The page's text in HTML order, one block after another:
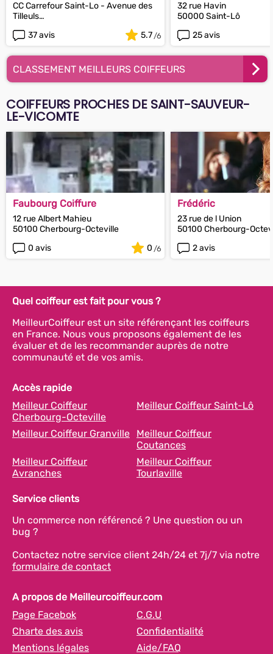
CC Carrefour Saint-Lo - Avenue des
Tilleuls
37 avis 5.7
32 rue Havin
50000 Saint-Lô
25 avis
CLASSEMENT MEILLEURS COIFFEURS
COIFFEURS PROCHES DE SAINT-SAUVEUR-
LE-VICOMTE
Faubourg Coiffure
12 rue Albert Mahieu
50100 Cherbourg-Octeville
0 avis
0
Frédéric
23 rue de l Union
50100 Cherbourg-
2 avis
Quel coiffeur est fait pour vous ?
MeilleurCoiffeur est un site référençant les coiffeurs
en France. Nous vous proposons également de les
évaluer et de les recommander auprès de notre
communauté et de vos amis.
Accès rapide
Meilleur Coiffeur
Cherbourg-Octeville
Meilleur Coiffeur Saint-Lô
Meilleur Coiffeur Granville
Meilleur Coiffeur
Coutances
Meilleur Coiffeur
Avranches
Meilleur Coiffeur
Tourlaville
Service clients
Un commerce non référencé ? Une question ou un
bug ?
Contactez notre service client 24h/24 et 7j/7 via notre
formulaire de contact
A propos de Meilleurcoiffeur.com
Page Facebok
C.G.U
Charte des avis
Confidentialité
Mentions légales
Aide/FAQ